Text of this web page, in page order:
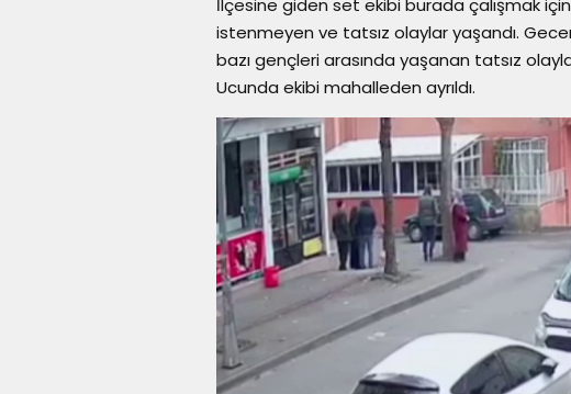
İlçesine giden set ekibi burada çalışmak
istenmeyen ve tatsız olaylar yaşandı.
bazı gençleri arasında yaşanan tatsız
Ucunda ekibi mahalleden ayrıldı.